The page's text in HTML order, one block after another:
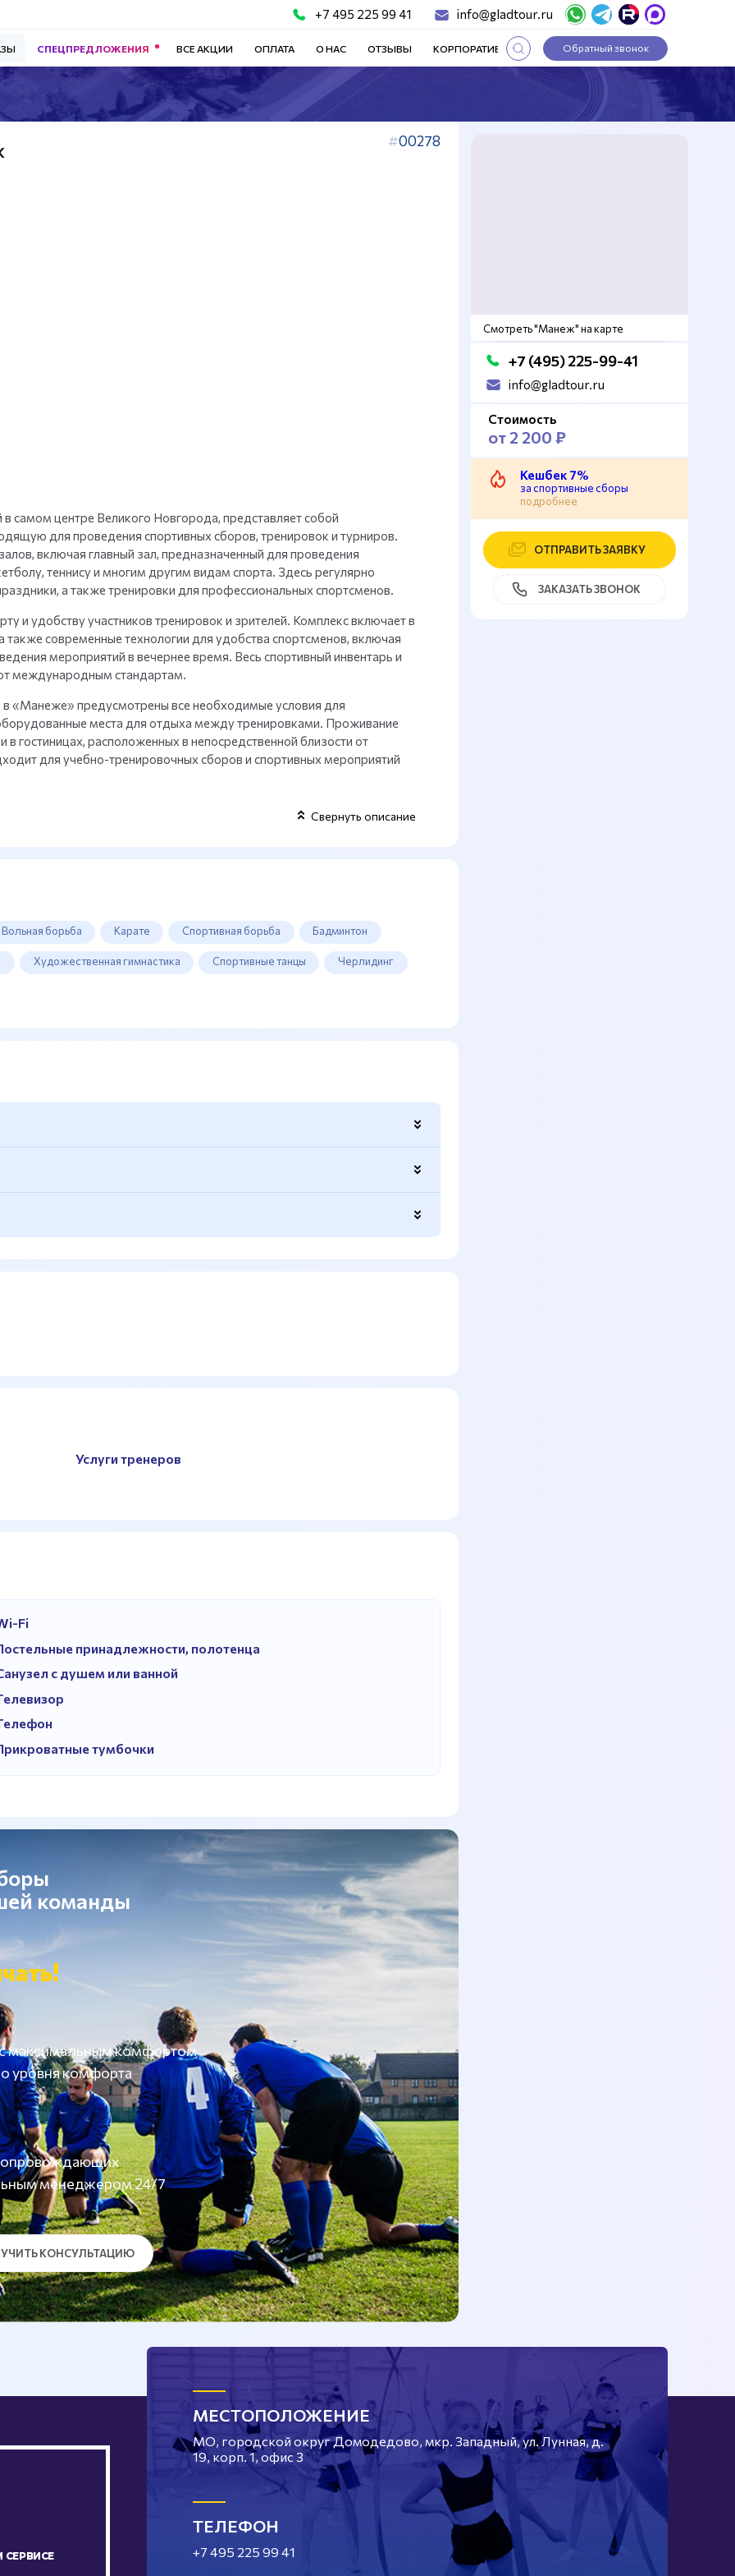
+7 495 225 99 41 info@gladtour.ru
СПЕЦПРЕДЛОЖЕНИЯ ВСЕ АКЦИИ ОПЛАТА О НАС ОТЗЫВЫ КОРПОРАТИВНЫЕ ТУРЫ СТАТЬИ
Обратный звонок
00278
центре Великого Новгорода, представляет собой
для проведения спортивных сборов, тренировок и турниров.
включая главный зал, предназначенный для проведения
теннису и многим другим видам спорта. Здесь регулярно
а также тренировки для профессиональных спортсменов.
и удобству участников тренировок и зрителей. Комплекс включает в
современные технологии для удобства спортсменов, включая
мероприятий в вечернее время. Весь спортивный инвентарь и
международным стандартам.
«Манеже» предусмотрены все необходимые условия для
места для отдыха между тренировками. Проживание
в гостиницах, расположенных в непосредственной близости от
для учебно-тренировочных сборов и спортивных мероприятий
Свернуть описание
Вольная борьба Карате Спортивная борьба Бадминтон
Художественная гимнастика Спортивные танцы Черлидинг
Услуги тренеров
Fi
принадлежности, полотенца
с душем или ванной
тумбочки
команды
максимальным комфортом
уровня комфорта
менеджером 24/7
КОНСУЛЬТАЦИЮ
Смотреть "Манеж" на карте
+7 (495) 225-99-41
info@gladtour.ru
Стоимость
от 2 200 ₽
Кешбек 7%
за спортивные сборы
подробнее
ОТПРАВИТЬ ЗАЯВКУ
ЗАКАЗАТЬ ЗВОНОК
МЕСТОПОЛОЖЕНИЕ
МО, городской округ Домодедово, мкр. Западный, ул. Лунная, д.
19, корп. 1, офис 3
ТЕЛЕФОН
+7 495 225 99 41